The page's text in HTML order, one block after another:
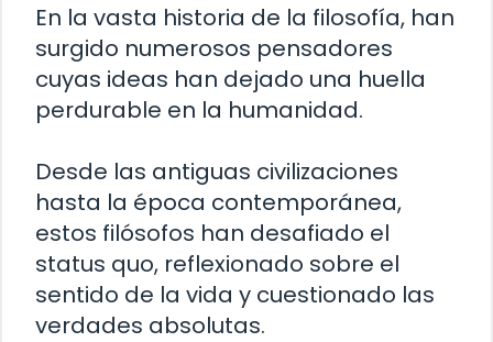
En la vasta historia de la filosofía, han
surgido numerosos pensadores
cuyas ideas han dejado una huella
perdurable en la humanidad.
Desde las antiguas civilizaciones
hasta la época contemporánea,
estos filósofos han desafiado el
status quo, reflexionado sobre el
sentido de la vida y cuestionado las
verdades absolutas.